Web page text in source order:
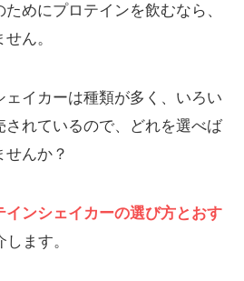
めにプロテインを飲むなら、
ん。
ェイカーは種類が多く、いろい
されているので、どれを選べば
んか？
インシェイカーの選び方とおす
します。